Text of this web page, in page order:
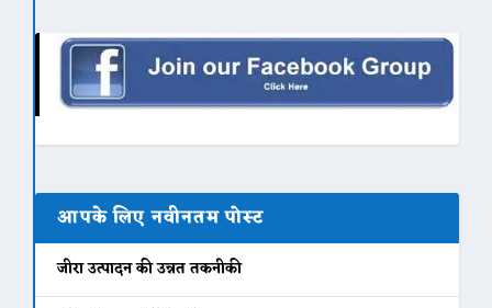
आपके लिए नवीनतम पोस्ट
जीरा उत्पादन की उन्नत तकनीकी